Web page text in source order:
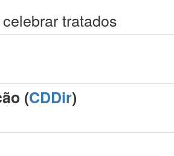
tratados
(CDDir)